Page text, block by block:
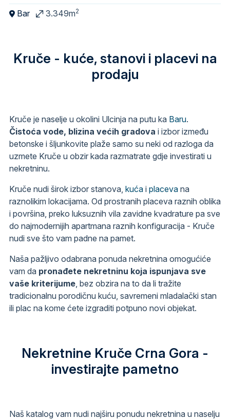
Bar 3.349m2
Kruče - kuće, stanovi i placevi na
prodaju
Kruče je naselje u okolini Ulcinja na putu ka Baru.
Čistoća vode, blizina većih gradova i izbor između
betonske i šljunkovite plaže samo su neki od razloga da
uzmete Kruče u obzir kada razmatrate gdje investirati u
nekretninu.
Kruče nudi širok izbor stanova, kuća i placeva na
raznolikim lokacijama. Od prostranih placeva raznih oblika
i površina, preko luksuznih vila zavidne kvadrature pa sve
do najmodernijih apartmana raznih konfiguracija - Kruče
nudi sve što vam padne na pamet.
Naša pažljivo odabrana ponuda nekretnina omogućiće
vam da pronađete nekretninu koja ispunjava sve
vaše kriterijume, bez obzira na to da li tražite
tradicionalnu porodičnu kuću, savremeni mladalački stan
ili plac na kome ćete izgraditi potpuno novi objekat.
Nekretnine Kruče Crna Gora -
investirajte pametno
Naš katalog vam nudi najširu ponudu nekretnina u naselju